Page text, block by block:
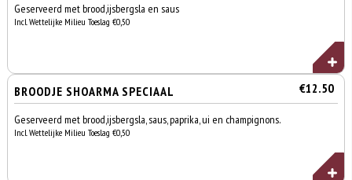
Geserveerd met brood,ijsbergsla en saus
Incl. Wettelijke Milieu Toeslag €0,50
BROODJE SHOARMA SPECIAAL €12.50
Geserveerd met brood,ijsbergsla, saus, paprika, ui en champignons.
Incl. Wettelijke Milieu Toeslag €0,50